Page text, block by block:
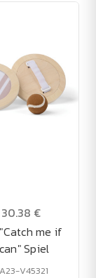
30.38 €
me if
Spiel
V45321